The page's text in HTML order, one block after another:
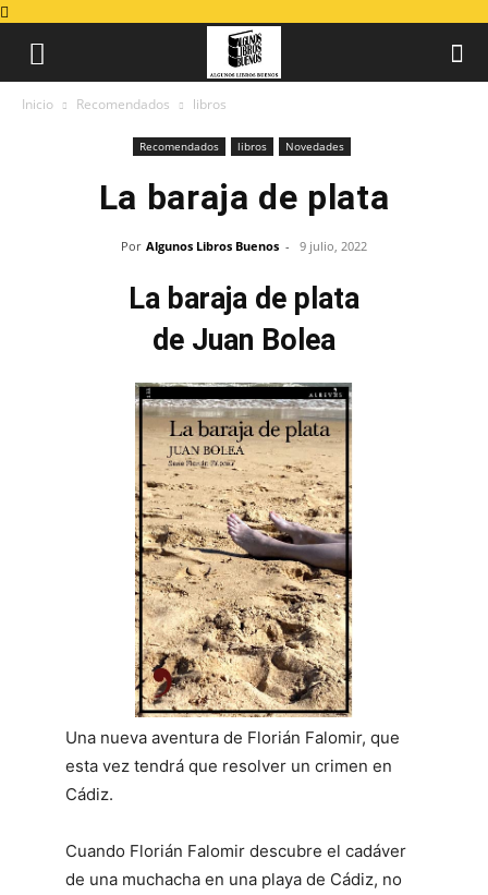
Inicio Recomendados libros
Recomendados libros Novedades
La baraja de plata
Por Algunos Libros Buenos - 9 julio, 2022
La baraja de plata
de Juan Bolea
Una nueva aventura de Florián Falomir, que
esta vez tendrá que resolver un crimen en
Cádiz.
Cuando Florián Falomir descubre el cadáver
de una muchacha en una playa de Cádiz, no